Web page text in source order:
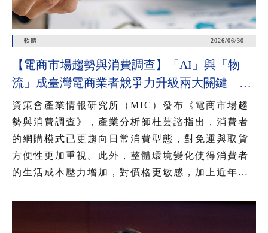
軟體 2026/06/30
【電商市場趨勢與消費調查】「AI」與「物
流」成臺灣電商業者競爭力升級兩大關鍵 近
七成消費者期待AI比價功能，七成五到貨首選
超取
資策會產業情報研究所（MIC）發布《電商市場趨
勢與消費調查》，產業分析師杜芸諮指出，消費者
的網購模式已更趨向日常消費型態，對免運與取貨
方便性更加重視。此外，整體環境變化使得消費者
的生活成本壓力增加，對價格更敏感，加上近年境
商業者的巨大壓力。綜覽電商產業發展與臺灣消費